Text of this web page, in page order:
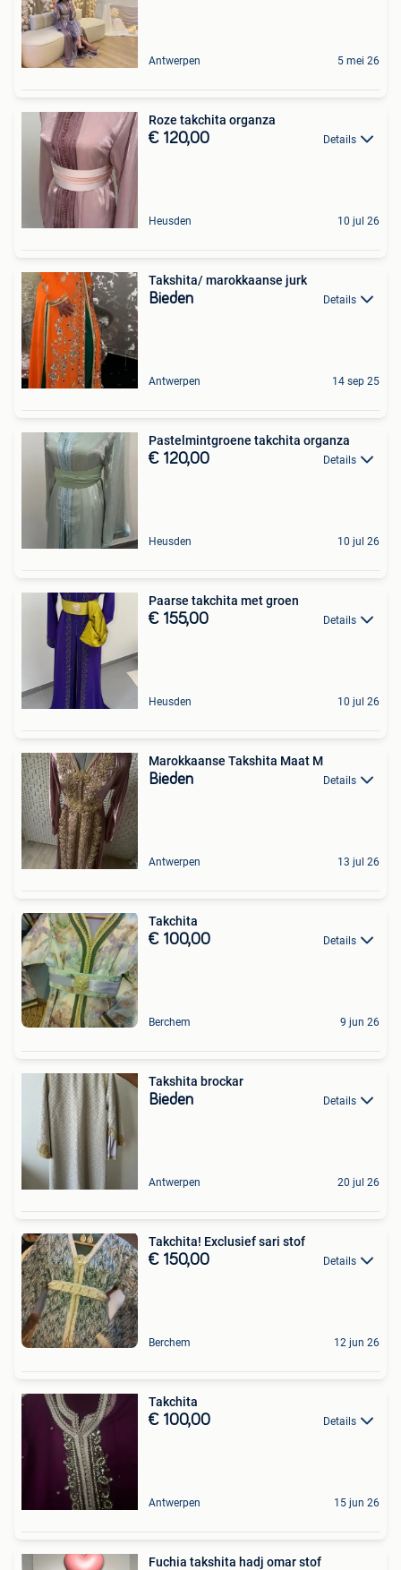
Antwerpen 5 mei 26
Roze takchita organza
€ 120,00 Details
Heusden 10 jul 26
Takshita/ marokkaanse jurk
Bieden Details
Antwerpen 14 sep 25
Pastelmintgroene takchita organza
€ 120,00 Details
Heusden 10 jul 26
Paarse takchita met groen
€ 155,00 Details
Heusden 10 jul 26
Marokkaanse Takshita Maat M
Bieden Details
Antwerpen 13 jul 26
Takchita
€ 100,00 Details
Berchem 9 jun 26
Takshita brockar
Bieden Details
Antwerpen 20 jul 26
Takchita! Exclusief sari stof
€ 150,00 Details
Berchem 12 jun 26
Takchita
€ 100,00 Details
Antwerpen 15 jun 26
Fuchia takshita hadj omar stof